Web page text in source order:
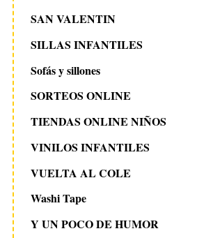
SAN VALENTIN
SILLAS INFANTILES
Sofás y sillones
SORTEOS ONLINE
TIENDAS ONLINE NIÑOS
VINILOS INFANTILES
VUELTA AL COLE
Washi Tape
Y UN POCO DE HUMOR